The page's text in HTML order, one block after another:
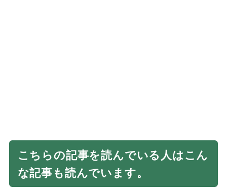
こちらの記事を読んでいる人はこん
な記事も読んでいます。